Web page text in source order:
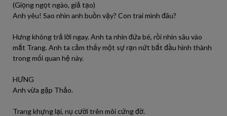
(Giọng ngọt ngào, giả tạo)
Anh yêu! Sao nhìn anh buồn vậy? Con trai mình đâu?
Hưng không trả lời ngay. Anh ta nhìn đứa bé, rồi nhìn sâu vào
mắt Trang. Anh ta cảm thấy một sự rạn nứt bắt đầu hình thành
trong mối quan hệ này.
HƯNG
Anh vừa gặp Thảo.
Trang khựng lại, nụ cười trên môi cứng đờ.